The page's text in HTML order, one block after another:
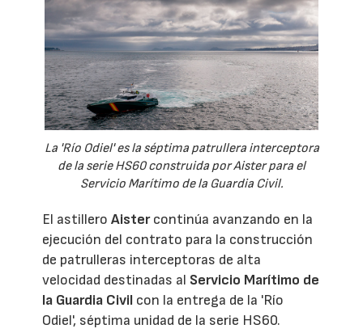
La 'Río Odiel' es la séptima patrullera interceptora
de la serie HS60 construida por Aister para el
Servicio Marítimo de la Guardia Civil.
El astilleroAistercontinúa avanzando en la
ejecución del contrato para la construcción
de patrulleras interceptoras de alta
velocidad destinadas al Servicio Marítimo de
la Guardia Civil con la entrega de la 'Río
Odiel', séptima unidad de la serie HS60.